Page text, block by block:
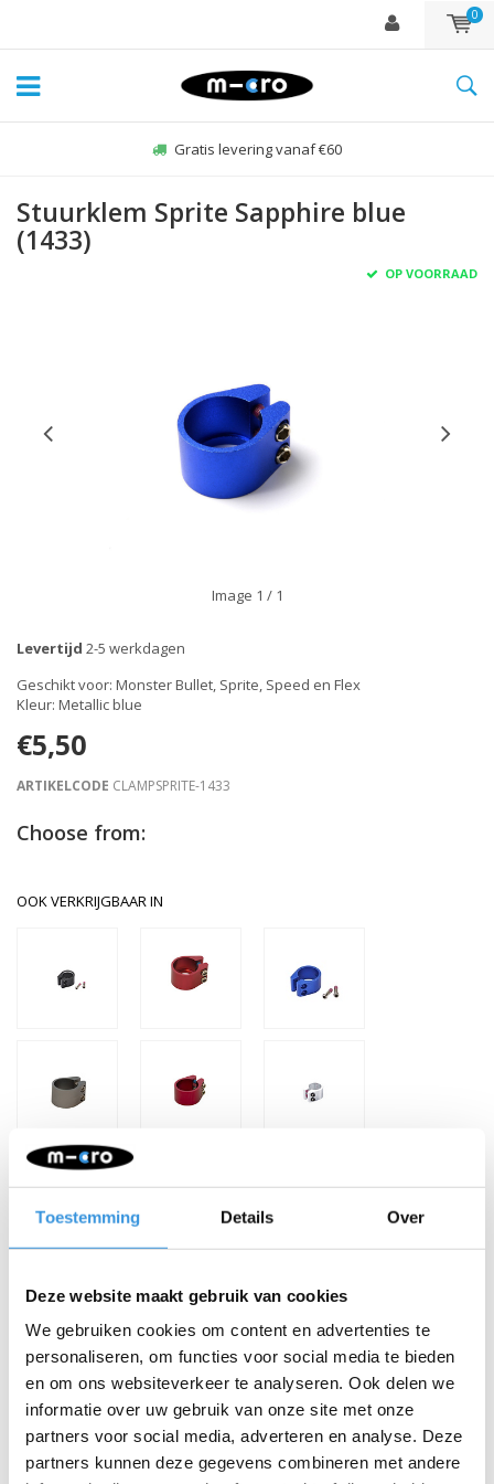
Toestemming Details Over
Deze website maakt gebruik van cookies
We gebruiken cookies om content en advertenties te
personaliseren, om functies voor social media te bieden
en om ons websiteverkeer te analyseren. Ook delen we
informatie over uw gebruik van onze site met onze
partners voor social media, adverteren en analyse. Deze
partners kunnen deze gegevens combineren met andere
0
Gratis levering vanaf €60
Stuurklem Sprite Sapphire blue
(1433)
OP VOORRAAD
Image 1 / 1
Levertijd 2-5 werkdagen
Geschikt voor: Monster Bullet, Sprite, Speed en Flex
Kleur: Metallic blue
€5,50
ARTIKELCODE CLAMPSPRITE-1433
Choose from:
OOK VERKRIJGBAAR IN
- + IN WINKELWAGEN
Gratis verzending vanaf €60
Beschrijving
Instructies: Plaats de klem op de step met de bouten aan de